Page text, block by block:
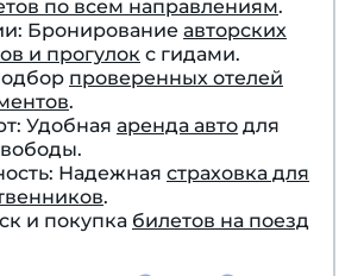
по всем направлениям.
Бронирование авторских
и прогулок с гидами.
проверенных отелей
.
Удобная аренда авто для
Надежная страховка для
.
и покупка билетов на поезд